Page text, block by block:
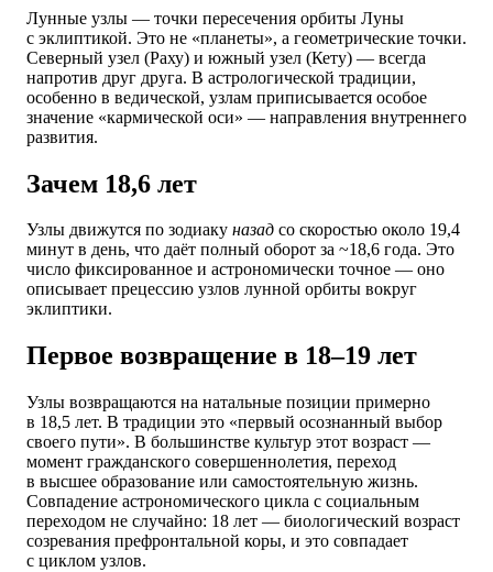
Лунные узлы — точки пересечения орбиты Луны
с эклиптикой. Это не «планеты», а геометрические точки.
Северный узел (Раху) и южный узел (Кету) — всегда
напротив друг друга. В астрологической традиции,
особенно в ведической, узлам приписывается особое
значение «кармической оси» — направления внутреннего
развития.
Зачем 18,6 лет
Узлы движутся по зодиаку назад со скоростью около 19,4
минут в день, что даёт полный оборот за ~18,6 года. Это
число фиксированное и астрономически точное — оно
описывает прецессию узлов лунной орбиты вокруг
эклиптики.
Первое возвращение в 18–19 лет
Узлы возвращаются на натальные позиции примерно
в 18,5 лет. В традиции это «первый осознанный выбор
своего пути». В большинстве культур этот возраст —
момент гражданского совершеннолетия, переход
в высшее образование или самостоятельную жизнь.
Совпадение астрономического цикла с социальным
переходом не случайно: 18 лет — биологический возраст
созревания префронтальной коры, и это совпадает
с циклом узлов.